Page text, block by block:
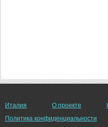
Италия О проекте
Политика конфиденциальности